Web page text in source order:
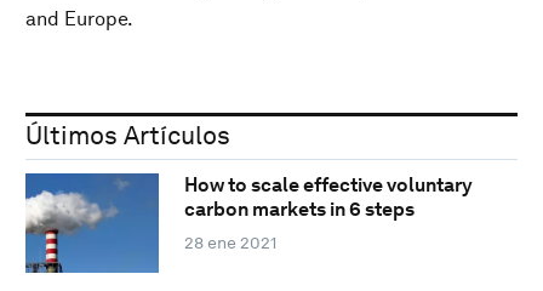
and Europe.
Últimos Artículos
How to scale effective voluntary
carbon markets in 6 steps
28 ene 2021